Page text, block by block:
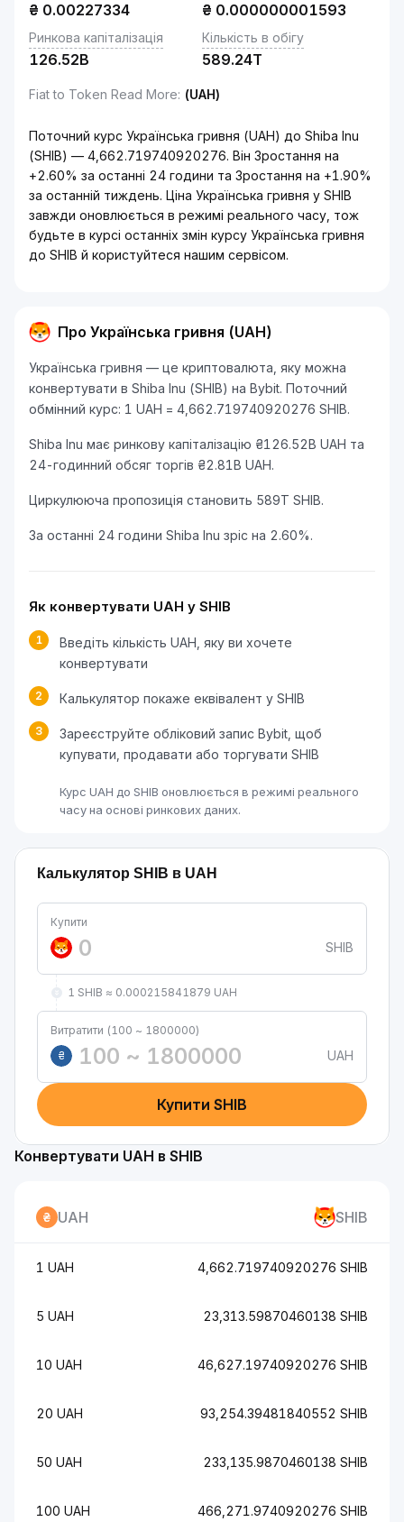
₴ 0.00227334 ₴ 0.000000001593
Ринкова капіталізація
126.52B
Кількість в обігу
589.24T
Fiat to Token Read More: (UAH)
Поточний курс Українська гривня (UAH) до Shiba Inu
(SHIB) — 4,662.719740920276. Він Зростання на
+2.60% за останні 24 години та Зростання на +1.90%
за останній тиждень. Ціна Українська гривня у SHIB
завжди оновлюється в режимі реального часу, тож
будьте в курсі останніх змін курсу Українська гривня
до SHIB й користуйтеся нашим сервісом.
Про Українська гривня (UAH)
Українська гривня — це криптовалюта, яку можна
конвертувати в Shiba Inu (SHIB) на Bybit. Поточний
обмінний курс: 1 UAH = 4,662.719740920276 SHIB.
Shiba Inu має ринкову капіталізацію ₴126.52B UAH та
24-годинний обсяг торгів ₴2.81B UAH.
Циркулююча пропозиція становить 589T SHIB.
За останні 24 години Shiba Inu зріс на 2.60%.
Як конвертувати UAH у SHIB
1
Введіть кількість UAH, яку ви хочете
конвертувати
2 Калькулятор покаже еквівалент у SHIB
3
Зареєструйте обліковий запис Bybit, щоб
купувати, продавати або торгувати SHIB
Курс UAH до SHIB оновлюється в режимі реального
часу на основі ринкових даних.
Калькулятор SHIB в UAH
Купити
SHIB
1 SHIB ≈ 0.000215841879 UAH
Витратити (100 ~ 1800000)
₴
UAH
Купити SHIB
Конвертувати UAH в SHIB
UAH SHIB
1 UAH 4,662.719740920276 SHIB
5 UAH 23,313.59870460138 SHIB
10 UAH 46,627.19740920276 SHIB
20 UAH 93,254.39481840552 SHIB
50 UAH 233,135.9870460138 SHIB
100 UAH 466,271.9740920276 SHIB